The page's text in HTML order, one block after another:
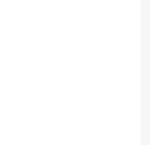
и терапия"